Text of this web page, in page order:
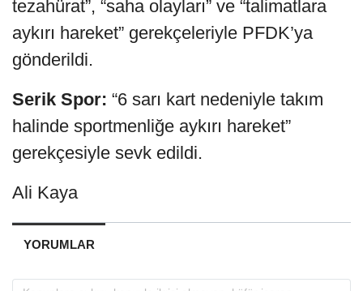
tezahürat”, “saha olayları” ve “talimatlara
aykırı hareket” gerekçeleriyle PFDK’ya
gönderildi.
Serik Spor: “6 sarı kart nedeniyle takım
halinde sportmenliğe aykırı hareket”
gerekçesiyle sevk edildi.
Ali Kaya
YORUMLAR